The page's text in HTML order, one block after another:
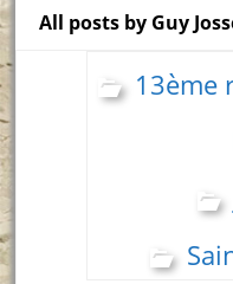
All posts by Guy
13ème